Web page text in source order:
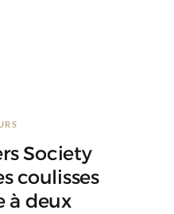
Society
coulisses
à deux